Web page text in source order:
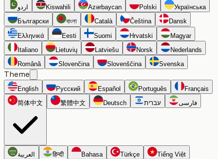
اردو Kiswahili Azərbaycan Polski
Українська
Български
বাংলা Català Čeština
Dansk
Ελληνικά
Eesti Suomi Hrvatski
Magyar
Italiano
Lietuvių Latviešu Norsk
Nederlands
Română
Slovenčina Slovenščina Svenska
Theme
English Русский Español Português
Français
简体中文
繁體中文 Deutsch עברית فارسی
العربية हिन्दी Bahasa Türkçe
Tiếng Việt